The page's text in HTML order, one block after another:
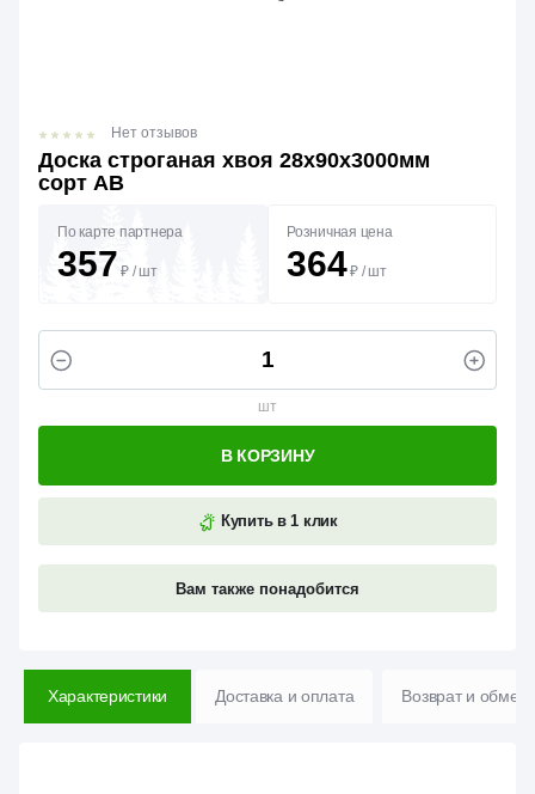
Доска строганая хвоя 28х90х3000мм
сорт АВ
Нет отзывов
По карте партнера
357 ₽ / шт
Розничная цена
364₽ / шт
шт
Купить в 1 клик
Вам также понадобится
В КОРЗИНУ
Характеристики Доставка и оплата Возврат и обмен